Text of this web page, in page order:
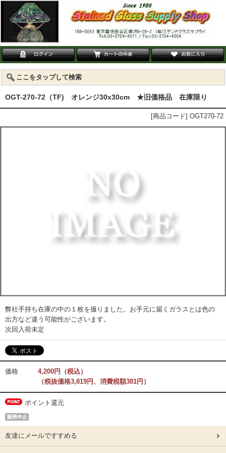
ここをタップして検索
OGT-270-72（TF) オレンジ30x30cm ★旧価格品 在庫限り
[商品コード] OGT270-72
弊社手持ち在庫の中の１枚を撮りました。お手元に届くガラスとは色の
出方など違う可能性がございます。
次回入荷未定
価格
4,200円（税込）
（税抜価格3,819円、消費税額381円）
ポイント還元
友達にメールですすめる